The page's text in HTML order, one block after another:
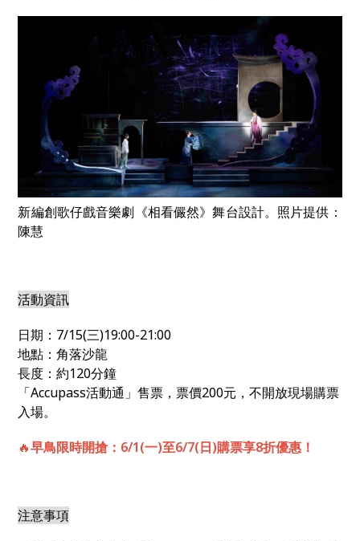
新編創歌仔戲音樂劇《相看儼然》舞台設計。照片提供：
陳慧
活動資訊
日期：7/15(三)19:00-21:00
地點：角落沙龍
長度：約120分鐘
「Accupass活動通」售票，票價200元，不開放現場購票
入場。
🔥早鳥限時開搶：6/1(一)至6/7(日)購票享8折優惠！
注意事項